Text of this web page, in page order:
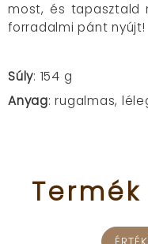
most, és tapasztald
forradalmi pánt nyújt!
Súly: 154 g
Anyag: rugalmas,
Termék